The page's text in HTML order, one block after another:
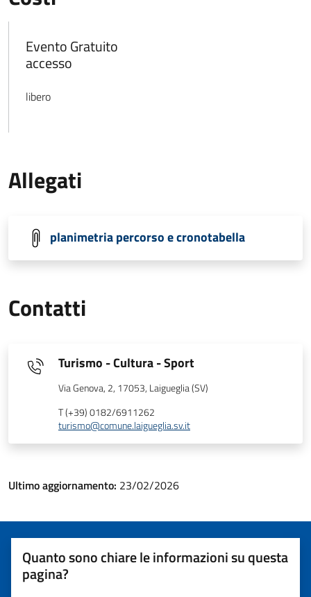
Evento Gratuito
accesso
libero
Allegati
planimetria percorso e cronotabella
Contatti
Turismo - Cultura - Sport
Via Genova, 2, 17053, Laigueglia (SV)
T (+39) 0182/6911262
turismo@comune.laigueglia.sv.it
Ultimo aggiornamento: 23/02/2026
Quanto sono chiare le informazioni su questa
pagina?